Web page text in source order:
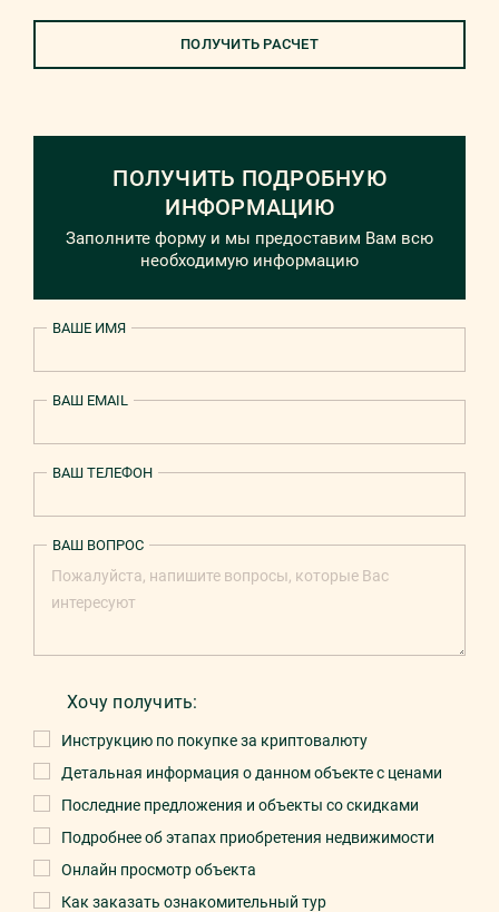
ПОЛУЧИТЬ РАСЧЕТ
ПОЛУЧИТЬ ПОДРОБНУЮ
ИНФОРМАЦИЮ
Заполните форму и мы предоставим Вам всю
необходимую информацию
ВАШЕ ИМЯ
ВАШ EMAIL
ВАШ ТЕЛЕФОН
Хочу получить:
Инструкцию по покупке за криптовалюту
Детальная информация о данном объекте с ценами
Последние предложения и объекты со скидками
Подробнее об этапах приобретения недвижимости
Онлайн просмотр объекта
Как заказать ознакомительный тур
ВАШ ВОПРОС